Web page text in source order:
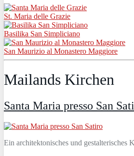
St. Maria delle Grazie
Basilika San Simpliciano
San Maurizio al Monastero Maggiore
Mailands Kirchen
Santa Maria presso San
Ein architektonisches und